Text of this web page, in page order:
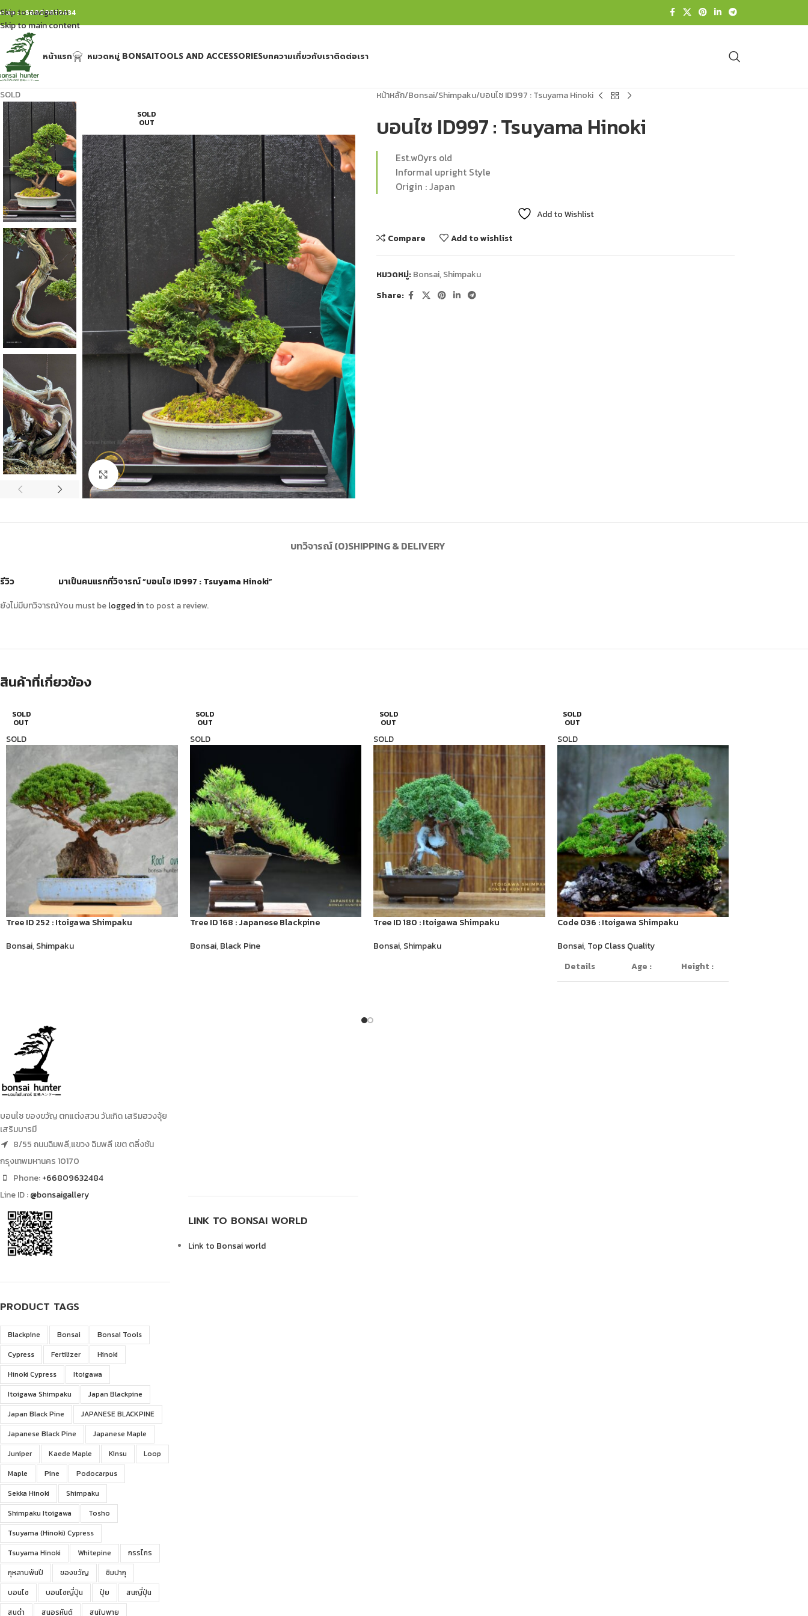
Skip to navigation
Skip to main content
ต่อ : +66809632484
หน้าแรก หมวดหมู่ BONSAITOOLS AND ACCESSORIESบทความเกี่ยวกับเราติดต่อเรา
SOLD
SOLD
OUT
Click to enlarge
หน้าหลัก Bonsai Shimpaku บอนไซ ID997 : Tsuyama Hinoki
บอนไซ ID997 : Tsuyama Hinoki
Est.w0yrs old
Informal upright Style
Origin : Japan
Add to Wishlist
Compare
Add to wishlist
หมวดหมู่:Bonsai,Shimpaku
Share:
บทวิจารณ์ (0)SHIPPING & DELIVERY
รีวิว
ยังไม่มีบทวิจารณ์
มาเป็นคนแรกที่วิจารณ์ “บอนไซ ID997 : Tsuyama Hinoki”
You must belogged into post a review.
สินค้าที่เกี่ยวข้อง
SOLD
OUT
SOLD
Tree ID 252 : Itoigawa Shimpaku
Bonsai,Shimpaku
SOLD
OUT
SOLD
Tree ID 168 : Japanese Blackpine
Bonsai, Black Pine
SOLD
OUT
SOLD
Tree ID 180 : Itoigawa Shimpaku
Bonsai,Shimpaku
SOLD
OUT
SOLD
Code 036 : Itoigawa Shimpaku
Bonsai, Top Class Quality
Details
Age : Height :
บอนไซ ของขวัญ ตกแต่งสวน วันเกิด เสริมฮวงจุ้ย
เสริมบารมี
8/55 ถนนฉิมพลี,แขวง ฉิมพลี เขต ตลิ่งชัน
กรุงเทพมหานคร 10170
Phone:+66809632484
Line ID :@bonsaigallery
PRODUCT TAGS
Blackpine Bonsai
Bonsai Tools
Cypress
Fertilizer
Hinoki
Hinoki Cypress
Itoigawa
Itoigawa Shimpaku
Japan Blackpine
Japan Black Pine
JAPANESE BLACKPINE
Japanese Black Pine
Japanese Maple
Juniper
Kaede Maple Kinsu
Loop
Maple
Pine
Podocarpus
Sekka Hinoki
Shimpaku
Shimpaku Itoigawa
Tosho
Tsuyama (Hinoki) Cypress
Tsuyama Hinoki
Whitepine
กรรไกร
กุหลาบพันปี
ของขวัญ
ชิมปากุ
บอนไซ
บอนไซญี่ปุ่น ปุ๋ย
สนญี่ปุ่น
สนดำ
สนอรหันต์ สนใบพาย
LINK TO BONSAI WORLD
Link to Bonsai world